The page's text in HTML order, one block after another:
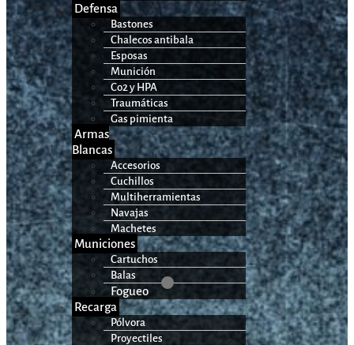
Defensa
Bastones
Chalecos antibala
Esposas
Munición
Co2 y HPA
Traumáticas
Gas pimienta
Armas
Blancas
Accesorios
Cuchillos
Multiherramientas
Navajas
Machetes
Municiones
Cartuchos
Balas
Fogueo
Recarga
Pólvora
Proyectiles